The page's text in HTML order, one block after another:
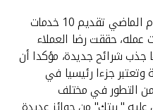
وقال إن "بيتك" استطاع خلال العام الماضي تقديم 10 خدمات
حققت رضا العملاء
جذب شرائح جديدة، مؤكدا أن
جزءا رئيسيا في
من التطور في مختلف